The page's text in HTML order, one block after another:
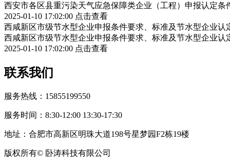
西安市各区县重污染天气应急保障类企业（工程）申报认定条
2025-01-10 17:02:00 点击查看
西咸新区市级节水型企业申报条件要求、标准及节水型企业认
西咸新区市级节水型企业申报条件要求、标准及节水型企业认
2025-01-10 17:02:00 点击查看
联系我们
服务热线：15855199550
服务时间：8:30-12:00 13:30-17:30
地址：合肥市高新区明珠大道198号星梦园F2栋19楼
版权所有© 卧涛科技有限公司